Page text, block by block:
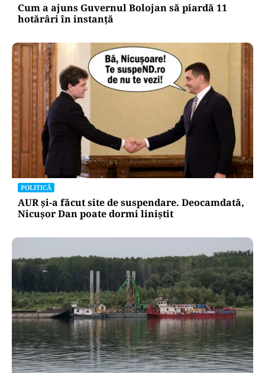
Cum a ajuns Guvernul Bolojan să piardă 11
hotărâri în instanță
POLITICĂ
AUR și-a făcut site de suspendare. Deocamdată,
Nicușor Dan poate dormi liniștit